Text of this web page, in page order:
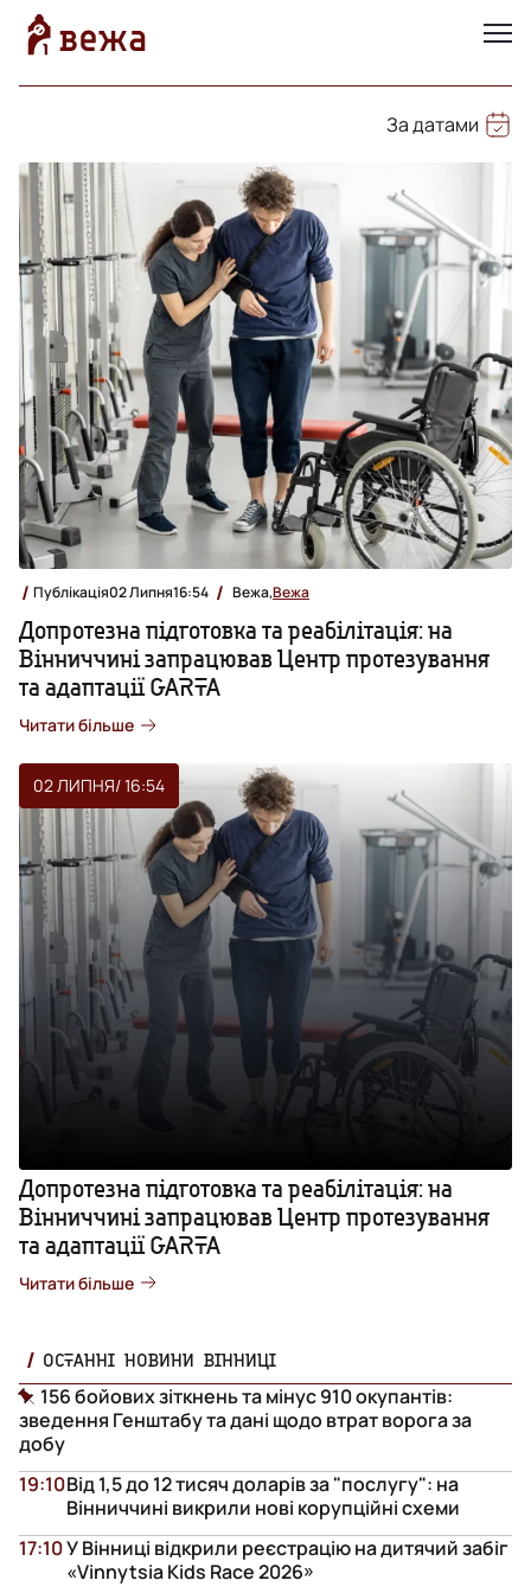
За датами
Публікація02 Липня16:54 Вежа,Вежа
Допротезна підготовка та реабілітація: на
Вінниччині запрацював Центр протезування
та адаптації GARTA
Читати більше
02 ЛИПНЯ/ 16:54
Допротезна підготовка та реабілітація: на
Вінниччині запрацював Центр протезування
та адаптації GARTA
Читати більше
ОСТАННІ НОВИНИ ВІННИЦІ
156 бойових зіткнень та мінус 910 окупантів:
зведення Генштабу та дані щодо втрат ворога за
добу
Від 1,5 до 12 тисяч доларів за "послугу": на
Вінниччині викрили нові корупційні схеми
19:10
У Вінниці відкрили реєстрацію на дитячий забіг
«Vinnytsia Kids Race 2026»
17:10